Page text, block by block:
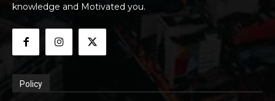
knowledge and Motivated you.
Policy